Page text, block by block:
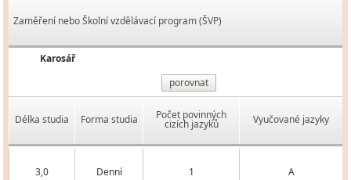
Zaměření nebo Školní vzdělávací program (ŠVP)
Karosář
porovnat
Délka studia Forma studia Počet povinných
cizích jazyků Vyučované jazyky
3,0 Denní 1 A